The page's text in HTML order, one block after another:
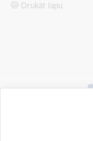
Drukāt lapu